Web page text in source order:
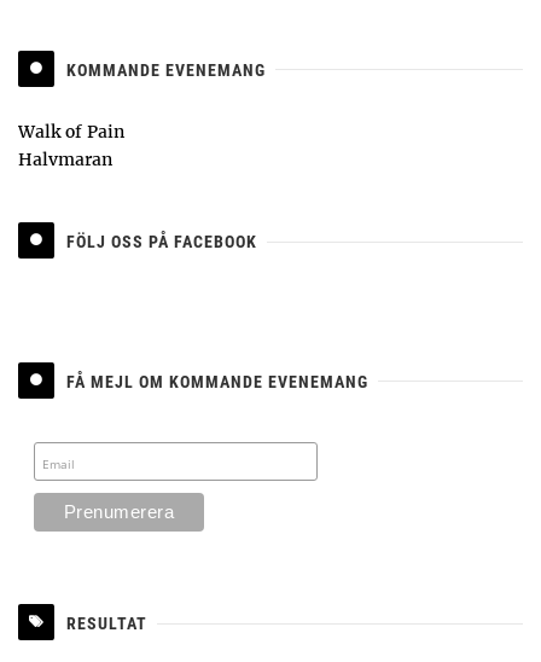
KOMMANDE EVENEMANG
Walk of Pain
Halvmaran
FÖLJ OSS PÅ FACEBOOK
FÅ MEJL OM KOMMANDE EVENEMANG
RESULTAT